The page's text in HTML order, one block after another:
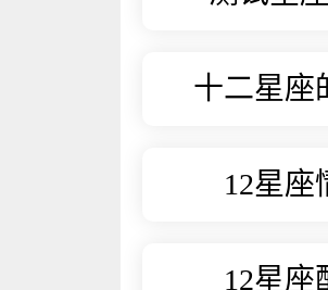
十二星座
12星座
12星座